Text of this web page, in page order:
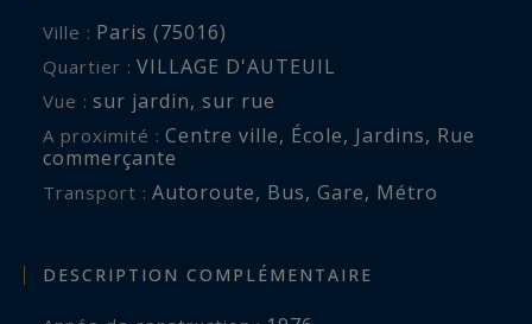
Ville : Paris (75016)
Quartier : VILLAGE D'AUTEUIL
Vue : sur jardin, sur rue
A proximité : Centre ville, École, Jardins, Rue
commerçante
Transport : Autoroute, Bus, Gare, Métro
DESCRIPTION COMPLÉMENTAIRE